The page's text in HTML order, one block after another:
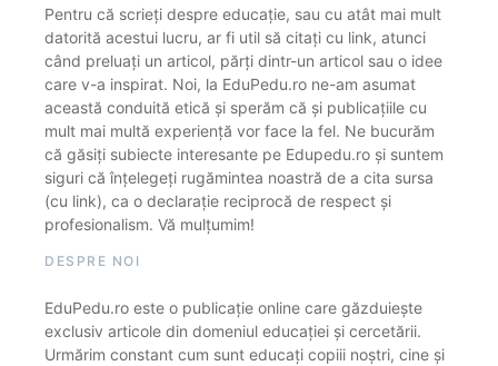
Pentru că scrieți despre educație, sau cu atât mai mult
datorită acestui lucru, ar fi util să citați cu link, atunci
când preluați un articol, părți dintr-un articol sau o idee
care v-a inspirat. Noi, la EduPedu.ro ne-am asumat
această conduită etică și sperăm că și publicațiile cu
mult mai multă experiență vor face la fel. Ne bucurăm
că găsiți subiecte interesante pe Edupedu.ro și suntem
siguri că înțelegeți rugămintea noastră de a cita sursa
(cu link), ca o declarație reciprocă de respect și
profesionalism. Vă mulțumim!
DESPRE NOI
EduPedu.ro este o publicație online care găzduiește
exclusiv articole din domeniul educației și cercetării.
Urmărim constant cum sunt educați copiii noștri, cine și